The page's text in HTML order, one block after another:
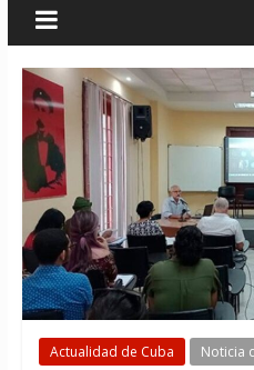
Actualidad de Cuba Noticia